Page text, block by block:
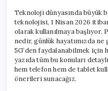
Teknoloji dünyasında büyük
teknolojisi, 1 Nisan 2026
olarak kullanılmaya
nedir, günlük hayatımızda
5G’den faydalanabilmek için
yazıda tüm bu konuları
hem telefon hem de tablet
önerileri sunacağız.